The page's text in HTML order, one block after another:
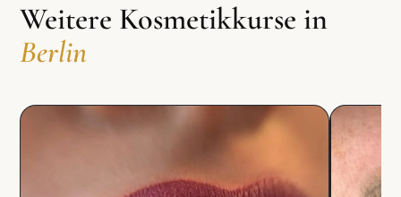
Weitere Kosmetikkurse in
Berlin